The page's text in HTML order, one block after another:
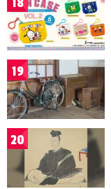
18
19
20